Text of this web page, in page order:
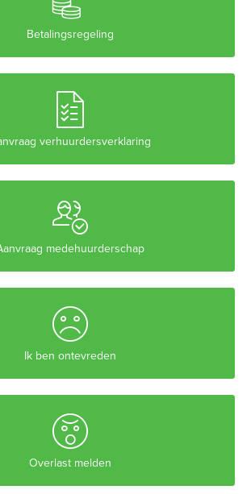
Betalingsregeling

verhuurdersverklaring

medehuurderschap

Ik ben ontevreden

Overlast melden